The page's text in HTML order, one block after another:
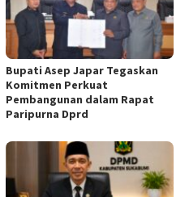
Bupati Asep Japar Tegaskan
Komitmen Perkuat
Pembangunan dalam Rapat
Paripurna Dprd